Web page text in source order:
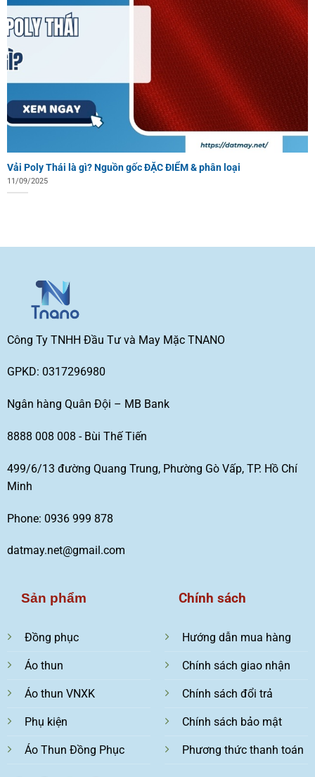
Vải Poly Thái là gì? Nguồn gốc ĐẶC ĐIỂM & phân loại
11/09/2025
Công Ty TNHH Đầu Tư và May Mặc TNANO
GPKD: 0317296980
Ngân hàng Quân Đội – MB Bank
8888 008 008 - Bùi Thế Tiến
499/6/13 đường Quang Trung, Phường Gò Vấp, TP. Hồ Chí
Minh
Phone: 0936 999 878
datmay.net@gmail.com
Sản phẩm
Đồng phục
Áo thun
Áo thun VNXK
Phụ kiện
Áo Thun Đồng Phục
Chính sách
Hướng dẫn mua hàng
Chính sách giao nhận
Chính sách đổi trả
Chính sách bảo mật
Phương thức thanh toán